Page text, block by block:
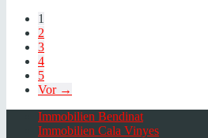
1
2
3
4
5
Vor →
Immobilien Bendinat
Immobilien Cala Vinyes